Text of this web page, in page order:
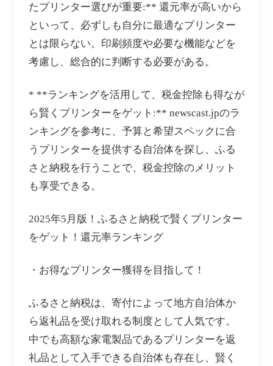
たプリンター選びが重要:** 還元率が高いから
といって、必ずしも自分に最適なプリンター
とは限らない。印刷頻度や必要な機能などを
考慮し、総合的に判断する必要がある。
* **ランキングを活用して、税金控除も得なが
ら賢くプリンターをゲット:** newscast.jpのラ
ンキングを参考に、予算と希望スペックに合
うプリンターを提供する自治体を探し、ふる
さと納税を行うことで、税金控除のメリット
も享受できる。
2025年5月版！ふるさと納税で賢くプリンター
をゲット！還元率ランキング
・お得なプリンター獲得を目指して！
ふるさと納税は、寄付によって地方自治体か
ら返礼品を受け取れる制度として人気です。
中でも高額な家電製品であるプリンターを返
礼品として入手できる自治体も存在し、賢く